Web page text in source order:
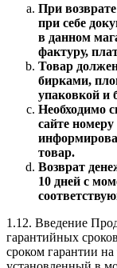
При
при себе
в данном
фактуру,
Товар
бирками,
упаковкой и
Необходимо
сайте
товар.
Возврат
10 дней с
1.12. Введение
гарантийных
сроком гарантии на